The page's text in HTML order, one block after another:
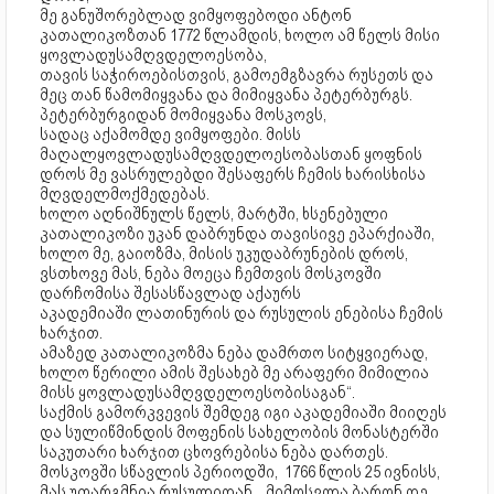
მე განუშორებლად ვიმყოფებოდი ანტონ
კათალიკოზთან 1772 წლამდის, ხოლო ამ წელს მისი
ყოვლადუსამღვდელოესობა,
თავის საჭიროებისთვის, გამოემგზავრა რუსეთს და
მეც თან წამომიყვანა და მიმიყვანა პეტერბურგს.
პეტერბურგიდან მომიყვანა მოსკოვს,
სადაც აქამომდე ვიმყოფები. მისს
მაღალყოვლადუსამღვდელოესობასთან ყოფნის
დროს მე ვასრულებდი შესაფერს ჩემის ხარისხისა
მღვდელმოქმედებას.
ხოლო აღნიშნულს წელს, მარტში, ხსენებული
კათალიკოზი უკან დაბრუნდა თავისივე ეპარქიაში,
ხოლო მე, გაიოზმა, მისის უკუდაბრუნების დროს,
ვსთხოვე მას, ნება მოეცა ჩემთვის მოსკოვში
დარჩომისა შესასწავლად აქაურს
აკადემიაში ლათინურის და რუსულის ენებისა ჩემის
ხარჯით.
ამაზედ კათალიკოზმა ნება დამრთო სიტყვიერად,
ხოლო წერილი ამის შესახებ მე არაფერი მიმილია
მისს ყოვლადუსამღვდელოესობისაგან“.
საქმის გამორკვევის შემდეგ იგი აკადემიაში მიიღეს
და სულიწმინდის მოფენის სახელობის მონასტერში
საკუთარი ხარჯით ცხოვრებისა ნება დართეს.
მოსკოვში სწავლის პერიოდში, 1766 წლის 25 ივნისს,